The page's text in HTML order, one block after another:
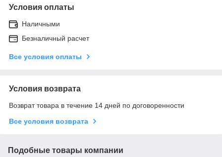
Условия оплаты
Наличными
Безналичный расчет
Все условия оплаты
Условия возврата
Возврат товара в течение 14 дней по договоренности
Все условия возврата
Подобные товары компании